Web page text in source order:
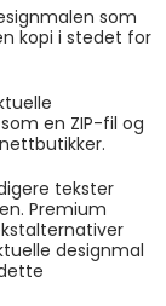
som
kopi i stedet for
en ZIP-fil og
tekster
Premium
designmal